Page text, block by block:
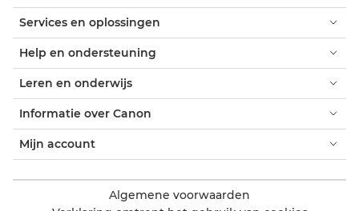
Services en oplossingen
Help en ondersteuning
Leren en onderwijs
Informatie over Canon
Mijn account
Algemene voorwaarden